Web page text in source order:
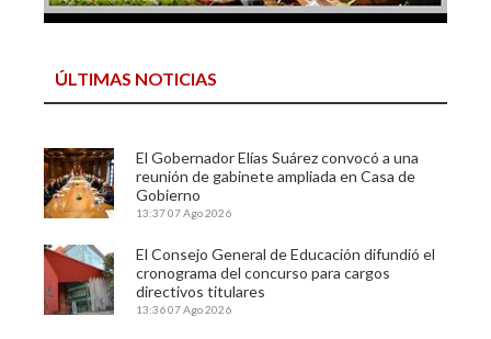
ÚLTIMAS NOTICIAS
El Gobernador Elías Suárez convocó a una
reunión de gabinete ampliada en Casa de
Gobierno
13:3707 Ago 2026
El Consejo General de Educación difundió el
cronograma del concurso para cargos
directivos titulares
13:3607 Ago 2026